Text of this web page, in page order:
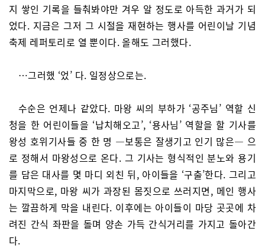
지 쌓인 기록을 들춰봐야만 겨우 알 정도로 아득한 과거가 되
었다. 지금은 그저 그 시절을 재현하는 행사를 어린이날 기념
축제 레퍼토리로 열 뿐이다. 올해도 그러했다.
…그러했 ‘었’ 다. 일정상으로는.
수순은 언제나 같았다. 마왕 씨의 부하가 ‘공주님’ 역할 신
청을 한 어린이들을 ‘납치해오고’, ‘용사님’ 역할을 할 기사를
왕성 호위기사들 중 한 명 —보통은 잘생기고 인기 많은— 으
로 정해서 마왕성으로 온다. 그 기사는 형식적인 분노와 용기
를 담은 대사를 몇 마디 외친 뒤, 아이들을 ‘구출’한다. 그리고
마지막으로, 마왕 씨가 과장된 몸짓으로 쓰러지면, 메인 행사
는 깔끔하게 막을 내린다. 이후에는 아이들이 마당 곳곳에 차
려진 간식 좌판을 돌며 양손 가득 간식거리를 가지고 돌아간
다.